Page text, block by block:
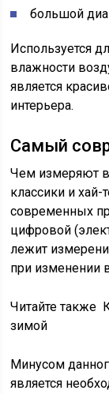
большой
Используется
влажности
является
интерьера.
Самый
Чем измеряют
классики и
современных
цифровой
лежит
при изменении
Читайте также
зимой
Минусом
является